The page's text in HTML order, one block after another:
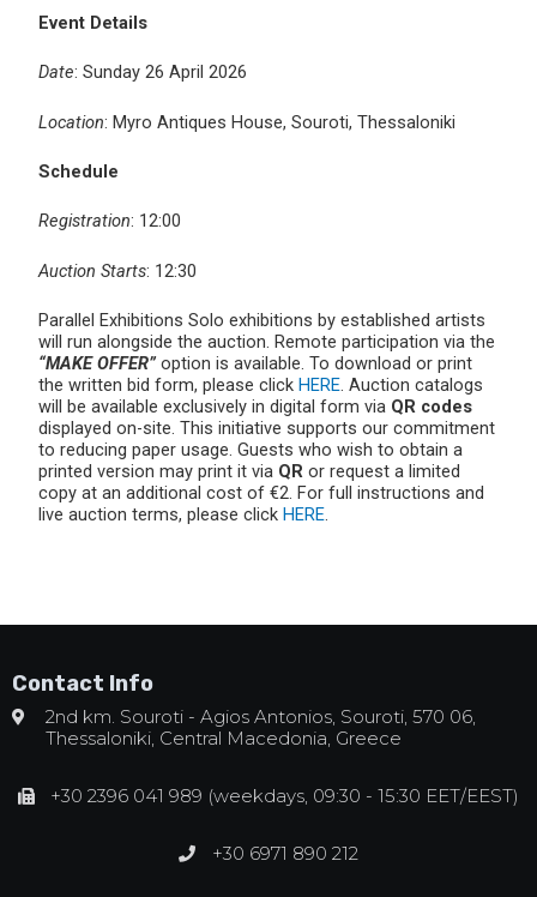
Event Details
Date: Sunday 26 April 2026
Location: Myro Antiques House, Souroti, Thessaloniki
Schedule
Registration: 12:00
Auction Starts: 12:30
Parallel Exhibitions Solo exhibitions by established artists
will run alongside the auction. Remote participation via the
“MAKE OFFER”option is available. To download or print
the written bid form, please click HERE. Auction catalogs
will be available exclusively in digital form via QR codes
displayed on-site. This initiative supports our commitment
to reducing paper usage. Guests who wish to obtain a
printed version may print it via QR or request a limited
copy at an additional cost of €2. For full instructions and
live auction terms, please click HERE.
Contact Info
2nd km. Souroti - Agios Antonios, Souroti, 570 06,
Thessaloniki, Central Macedonia, Greece
+30 2396 041 989 (weekdays, 09:30 - 15:30 EET/EEST)
+30 6971 890 212